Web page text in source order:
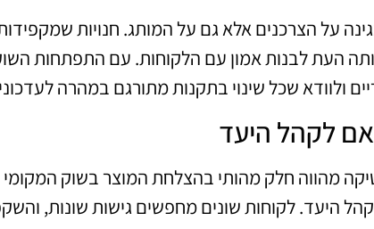
על הצרכנים אלא גם על המותג. חנויות שמקפידות
העת לבנות אמון עם הלקוחות. עם התפתחות
ולוודא שכל שינוי בתקנות מתורגם במהרה
לקהל היעד
מהווה חלק מהותי בהצלחת המוצר בשוק המקומי
היעד. לקוחות שונים מחפשים גישות שונות,